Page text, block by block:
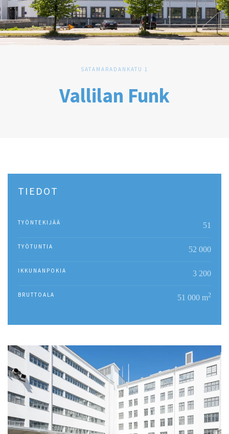
SATAMARADANKATU 1
Vallilan Funk
TIEDOT
TYÖNTEKIJÄÄ 51
TYÖTUNTIA 52 000
IKKUNANPOKIA 3 200
BRUTTOALA 51 000 m2